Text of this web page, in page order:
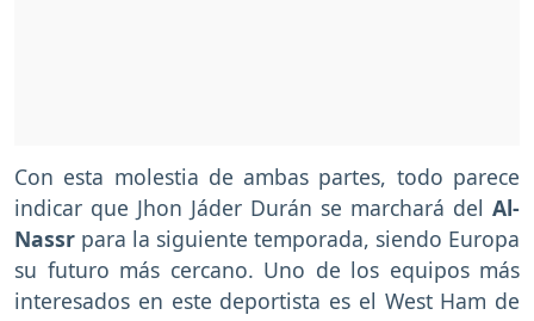
Con esta molestia de ambas partes, todo parece
indicar que Jhon Jáder Durán se marchará del Al-
Nassr para la siguiente temporada, siendo Europa
su futuro más cercano. Uno de los equipos más
interesados en este deportista es el West Ham de